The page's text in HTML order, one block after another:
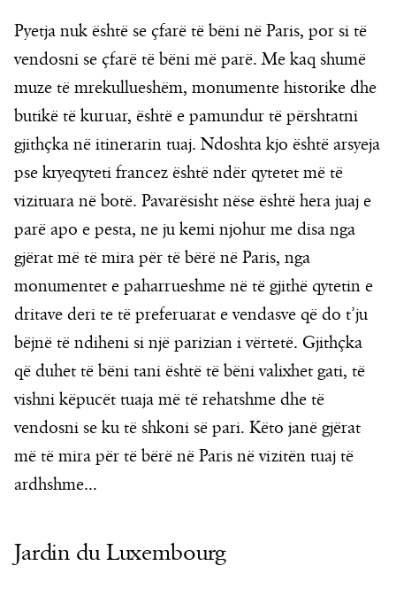
Pyetja nuk është se çfarë të bëni në Paris, por si të
vendosni se çfarë të bëni më parë. Me kaq shumë
muze të mrekullueshëm, monumente historike dhe
butikë të kuruar, është e pamundur të përshtatni
gjithçka në itinerarin tuaj. Ndoshta kjo është arsyeja
pse kryeqyteti francez është ndër qytetet më të
vizituara në botë. Pavarësisht nëse është hera juaj e
parë apo e pesta, ne ju kemi njohur me disa nga
gjërat më të mira për të bërë në Paris, nga
monumentet e paharrueshme në të gjithë qytetin e
dritave deri te të preferuarat e vendasve që do t’ju
bëjnë të ndiheni si një parizian i vërtetë. Gjithçka
që duhet të bëni tani është të bëni valixhet gati, të
vishni këpucët tuaja më të rehatshme dhe të
vendosni se ku të shkoni së pari. Këto janë gjërat
më të mira për të bërë në Paris në vizitën tuaj të
ardhshme…
Jardin du Luxembourg